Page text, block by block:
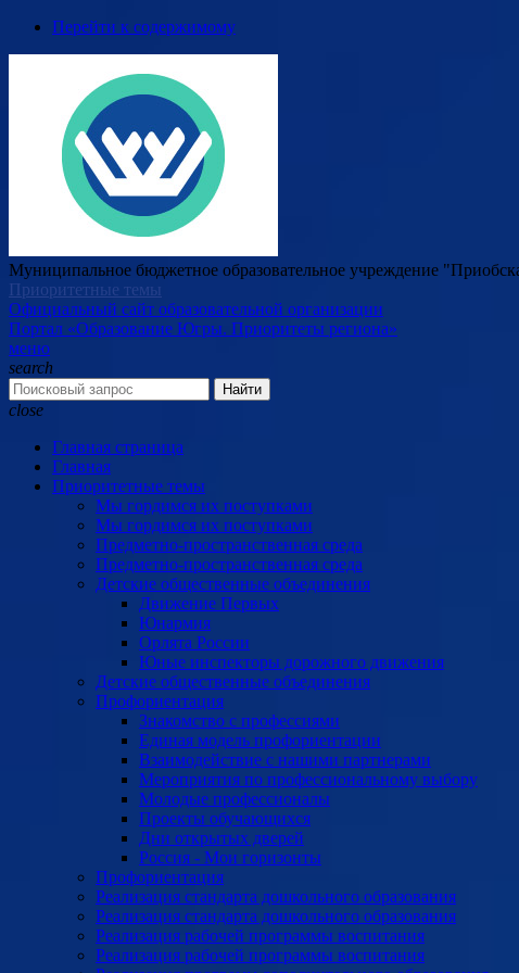
Перейти к содержимому
Муниципальное бюджетное образовательное учреждение
Приоритетные темы
Официальный сайт образовательной организации
Портал «Образование Югры. Приоритеты региона»
меню
search
Найти
close
Главная страница
Главная
Приоритетные темы
Мы гордимся их поступками
Мы гордимся их поступками
Предметно-пространственная среда
Предметно-пространственная среда
Детские общественные объединения
Движение Первых
Юнармия
Орлята России
Юные инспекторы дорожного движения
Детские общественные объединения
Профориентация
Знакомство с профессиями
Единая модель профориентации
Взаимодействие с нашими партнерами
Мероприятия по профессиональному выбору
Молодые профессионалы
Проекты обучающихся
Дни открытых дверей
Россия - Мои горизонты
Профориентация
Реализация стандарта дошкольного образования
Реализация стандарта дошкольного образования
Реализация рабочей программы воспитания
Реализация рабочей программы воспитания